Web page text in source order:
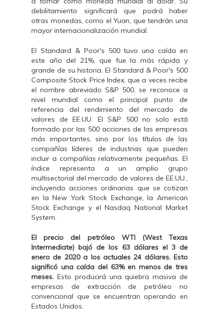
debilitamiento significará que podrá haber
otras monedas, como el Yuan, que tendrán una
mayor internacionalización mundial.
El Standard & Poor's 500 tuvo una caída en
este año del 21%, que fue la más rápida y
grande de su historia. El Standard & Poor's 500
Composite Stock Price Index, que a veces recibe
el nombre abreviado S&P 500, se reconoce a
nivel mundial como el principal punto de
referencia del rendimiento del mercado de
valores de EE.UU. El S&P 500 no solo está
formado por las 500 acciones de las empresas
más importantes, sino por los títulos de las
compañías líderes de industrias que pueden
incluir a compañías relativamente pequeñas. El
índice representa a un amplio grupo
multisectorial del mercado de valores de EE.UU.,
incluyendo acciones ordinarias que se cotizan
en la New York Stock Exchange, la American
Stock Exchange y el Nasdaq National Market
System.
El precio del petróleo WTI (West Texas
Intermediate) bajó de los 63 dólares el 3 de
enero de 2020 a los actuales 24 dólares. Esto
significó una caída del 63% en menos de tres
meses. Esto producirá una quiebra masiva de
empresas de extracción de petróleo no
convencional que se encuentran operando en
Estados Unidos.